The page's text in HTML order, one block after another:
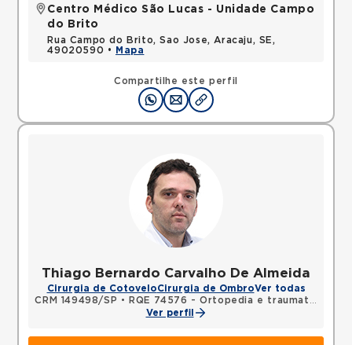
Compartilhe este perfil
Centro Médico São Lucas - Unidade Campo
do Brito
Rua Campo do Brito, Sao Jose, Aracaju, SE,
49020590 •
Mapa
Thiago Bernardo Carvalho De Almeida
Cirurgia de CotoveloCirurgia de OmbroVer todas
CRM 149498/SP •
RQE 74576 - Ortopedia e traumatologia
Ver perfil